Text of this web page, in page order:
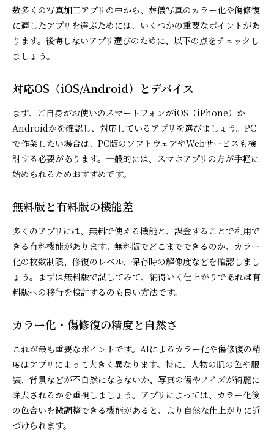
数多くの写真加工アプリの中から、葬儀写真のカラー化や傷修復
に適したアプリを選ぶためには、いくつかの重要なポイントがあ
ります。後悔しないアプリ選びのために、以下の点をチェックし
ましょう。
対応OS（iOS/Android）とデバイス
まず、ご自身がお使いのスマートフォンがiOS（iPhone）か
Androidかを確認し、対応しているアプリを選びましょう。PC
で作業したい場合は、PC版のソフトウェアやWebサービスも検
討する必要があります。一般的には、スマホアプリの方が手軽に
始められるためおすすめです。
無料版と有料版の機能差
多くのアプリには、無料で使える機能と、課金することで利用で
きる有料機能があります。無料版でどこまでできるのか、カラー
化の枚数制限、修復のレベル、保存時の解像度などを確認しまし
ょう。まずは無料版で試してみて、納得いく仕上がりであれば有
料版への移行を検討するのも良い方法です。
カラー化・傷修復の精度と自然さ
これが最も重要なポイントです。AIによるカラー化や傷修復の精
度はアプリによって大きく異なります。特に、人物の肌の色や服
装、背景などが不自然にならないか、写真の傷やノイズが綺麗に
除去されるかを重視しましょう。アプリによっては、カラー化後
の色合いを微調整できる機能があると、より自然な仕上がりに近
づけられます。